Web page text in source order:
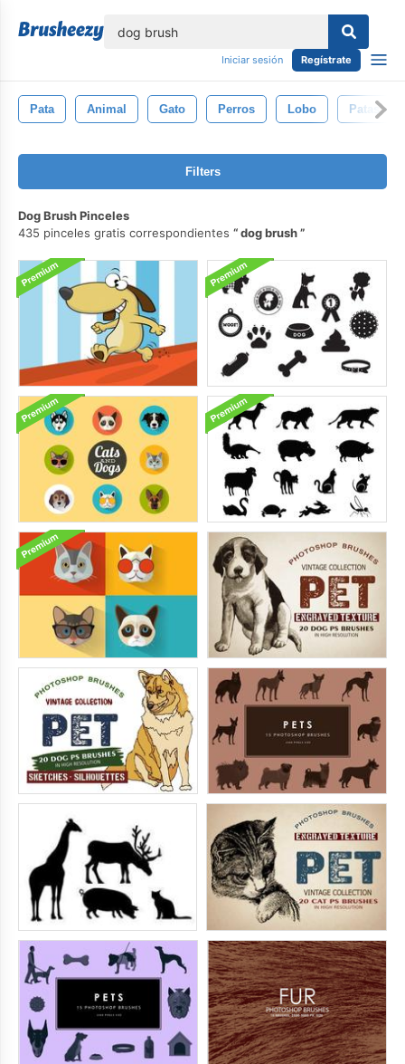
Iniciar sesión Regístrate
Pata Animal Gato Perros Lobo Patas
Filters
Dog Brush Pinceles
435 pinceles gratis correspondientes
dog brush